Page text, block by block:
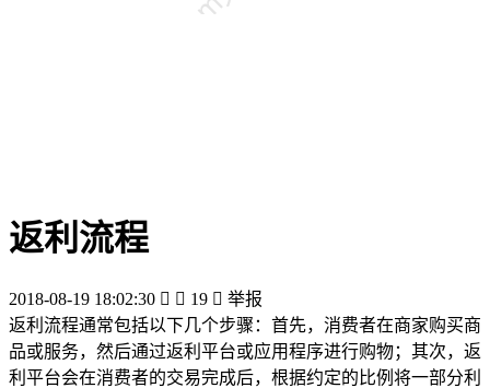
返利流程
2018-08-19 18:02:30   19  举报
返利流程通常包括以下几个步骤：首先，消费者在商家购买商
品或服务，然后通过返利平台或应用程序进行购物；其次，返
利平台会在消费者的交易完成后，根据约定的比例将一部分利